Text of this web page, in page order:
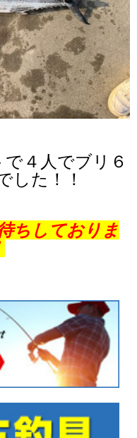
４人でブリ６
した！！
ちしておりま